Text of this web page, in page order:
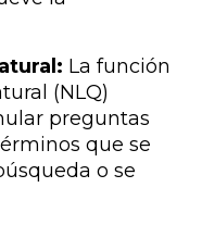
La función
(NLQ)
preguntas
que se
o se